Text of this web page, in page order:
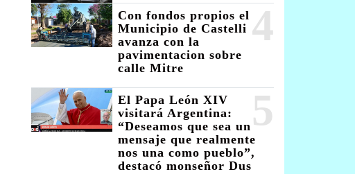
4
Con fondos propios el
Municipio de Castelli
avanza con la
pavimentacion sobre
calle Mitre
5
El Papa León XIV
visitará Argentina:
“Deseamos que sea un
mensaje que realmente
nos una como pueblo”,
destacó monseñor Dus